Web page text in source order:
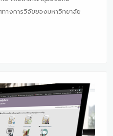
างการวิจัยของมหาวิทยาลัย